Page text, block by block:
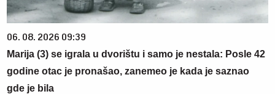
06. 08. 2026 09:39
Marija (3) se igrala u dvorištu i samo je nestala: Posle 42
godine otac je pronašao, zanemeo je kada je saznao
gde je bila